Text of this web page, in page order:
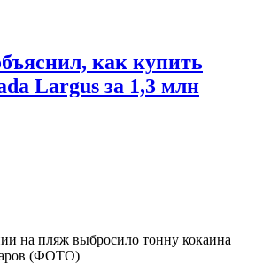
как купить
Largus за 1,3 млн
на пляж выбросило тонну кокаина
(ФОТО)